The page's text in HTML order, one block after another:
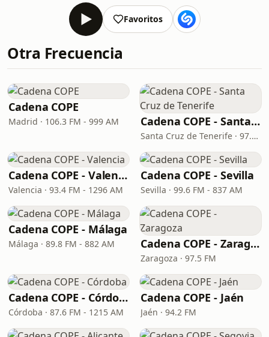
Favoritos
Otra Frecuencia
Cadena COPE
Madrid · 106.3 FM - 999 AM Cadena COPE - Santa Cruz de Tenerife
Santa Cruz de Tenerife · 97.1 FM - 882 AM
Cadena COPE - Valencia
Valencia · 93.4 FM - 1296 AM
Cadena COPE - Sevilla
Sevilla · 99.6 FM - 837 AM
Cadena COPE - Málaga
Málaga · 89.8 FM - 882 AM Cadena COPE - Zaragoza
Zaragoza · 97.5 FM
Cadena COPE - Córdoba
Córdoba · 87.6 FM - 1215 AM
Cadena COPE - Jaén
Jaén · 94.2 FM